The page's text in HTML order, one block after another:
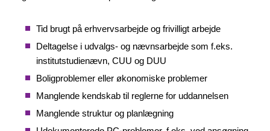
Tid brugt på erhvervsarbejde og frivilligt arbejde
Deltagelse i udvalgs- og nævnsarbejde som f.eks.
institutstudienævn, CUU og DUU
Boligproblemer eller økonomiske problemer
Manglende kendskab til reglerne for uddannelsen
Manglende struktur og planlægning